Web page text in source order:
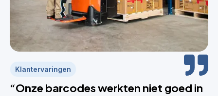
Klantervaringen
“Onze barcodes werkten niet goed in